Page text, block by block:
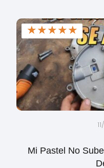
★★★★★
Mi Pastel No